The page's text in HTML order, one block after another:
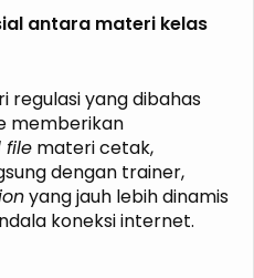
antara materi kelas
regulasi yang dibahas
memberikan
file materi cetak,
dengan trainer,
yang jauh lebih dinamis
koneksi internet.